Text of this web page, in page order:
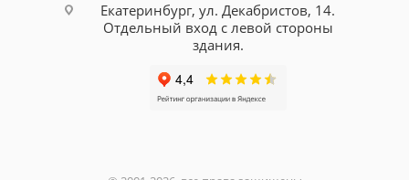
Екатеринбург, ул. Декабристов, 14.
Отдельный вход с левой стороны
здания.